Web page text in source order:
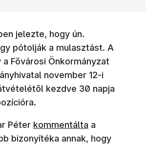
jelezte, hogy ún.
pótolják a mulasztást. A
Fővárosi Önkormányzat
november 12-i
kezdve 30 napja
Péter (új ablakban nyílik meg)
kommentálta a
bizonyítéka annak, hogy